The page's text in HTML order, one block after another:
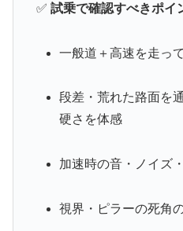
✅ 試乗で確認すべきポイ
一般道＋高速を走っ
段差・荒れた路面を
硬さを体感
加速時の音・ノイズ
視界・ピラーの死角